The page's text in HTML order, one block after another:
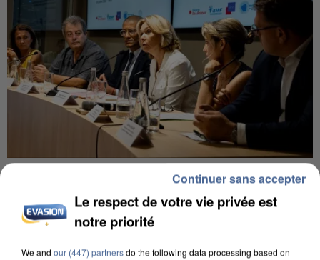
INCENDIES : L’ÎLE-DE-FRANCE LANCE UN ÉLAN
DE SOLIDARITÉ AVEC LES...
Le respect de votre vie privée est
notre priorité
We and our (447) partnersdo the following data processing based on
Continuer sans accepter